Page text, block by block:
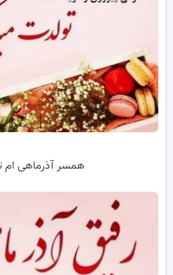
همسر آذرماهی ام